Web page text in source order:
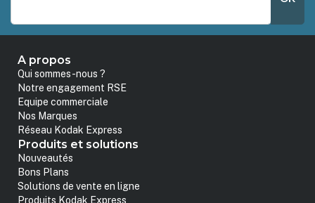
A propos
Qui sommes-nous ?
Notre engagement RSE
Equipe commerciale
Nos Marques
Réseau Kodak Express
Produits et solutions
Nouveautés
Bons Plans
Solutions de vente en ligne
Produits Kodak Express